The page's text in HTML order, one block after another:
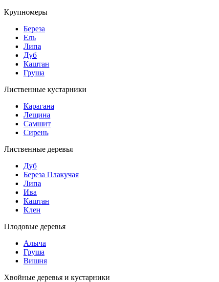
Крупномеры
Береза
Ель
Липа
Дуб
Каштан
Груша
Лиственные кустарники
Карагана
Лещина
Самшит
Сирень
Лиственные деревья
Дуб
Береза Плакучая
Липа
Ива
Каштан
Клен
Плодовые деревья
Алыча
Груша
Вишня
Хвойные деревья и кустарники